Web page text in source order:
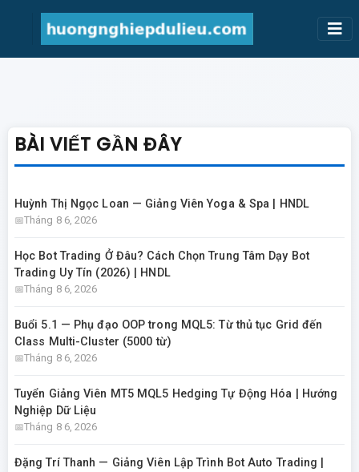
BÀI VIẾT GẦN ĐÂY
Huỳnh Thị Ngọc Loan — Giảng Viên Yoga & Spa | HNDL
Tháng 8 6, 2026
Học Bot Trading Ở Đâu? Cách Chọn Trung Tâm Dạy Bot
Trading Uy Tín (2026) | HNDL
Tháng 8 6, 2026
Buổi 5.1 — Phụ đạo OOP trong MQL5: Từ thủ tục Grid đến
Class Multi-Cluster (5000 từ)
Tháng 8 6, 2026
Tuyển Giảng Viên MT5 MQL5 Hedging Tự Động Hóa | Hướng
Nghiệp Dữ Liệu
Tháng 8 6, 2026
Đặng Trí Thanh — Giảng Viên Lập Trình Bot Auto Trading |